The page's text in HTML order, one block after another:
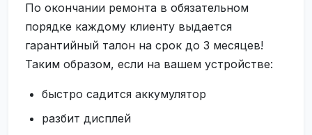
По окончании ремонта в обязательном
порядке каждому клиенту выдается
гарантийный талон на срок до 3 месяцев!
Таким образом, если на вашем устройстве:
быстро садится аккумулятор
разбит дисплей